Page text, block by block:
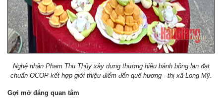
Nghệ nhân Phạm Thu Thủy xây dựng thương hiệu bánh bông lan đạt
chuẩn OCOP kết hợp giới thiệu điểm đến quê hương - thị xã Long Mỹ.
Gợi mở đáng quan tâm